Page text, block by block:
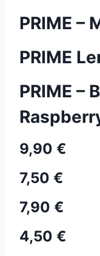
PRIME –
PRIME
PRIME –
9,90 €
7,50 €
7,90 €
4,50 €